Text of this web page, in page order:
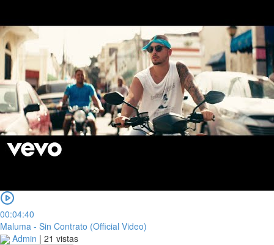
00:04:40
Maluma - Sin Contrato (Official Video)
Admin | 21 vistas